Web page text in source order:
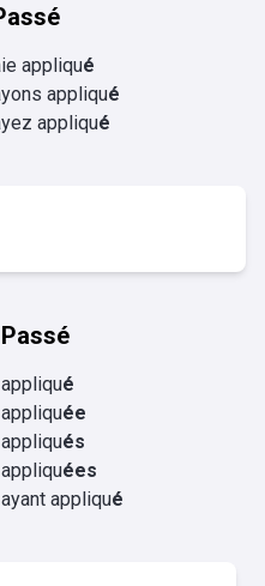
appliqué
appliqué
appliqué
Passé
appliqué
appliquée
appliqués
appliquées
ayant appliqué